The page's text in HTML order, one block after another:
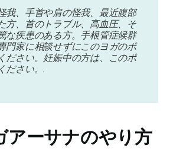
我、手首や肩の怪我、最近腹部
方、首のトラブル、高血圧、そ
な疾患のある方。手根管症候群
門家に相談せずにこのヨガのポ
ださい。妊娠中の方は、このポ
ださい。.
アーサナのやり方